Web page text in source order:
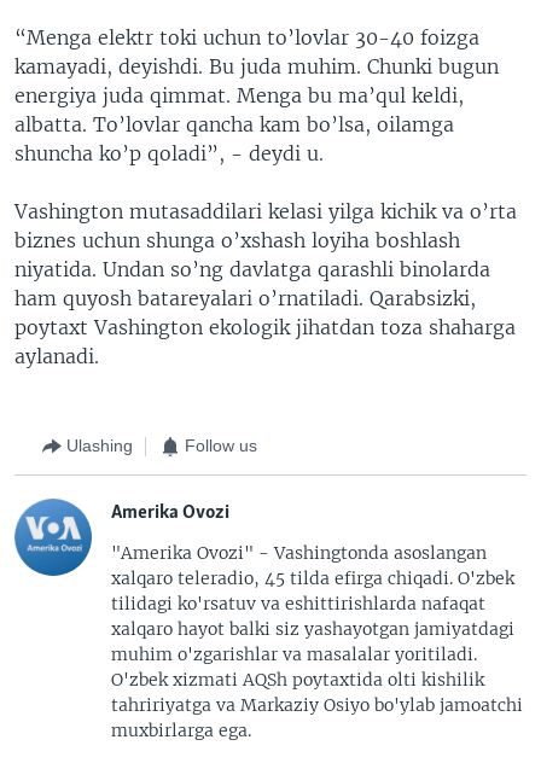
“Menga elektr toki uchun to’lovlar 30-40 foizga
kamayadi, deyishdi. Bu juda muhim. Chunki bugun
energiya juda qimmat. Menga bu ma’qul keldi,
albatta. To’lovlar qancha kam bo’lsa, oilamga
shuncha ko’p qoladi”, - deydi u.
Vashington mutasaddilari kelasi yilga kichik va o’rta
biznes uchun shunga o’xshash loyiha boshlash
niyatida. Undan so’ng davlatga qarashli binolarda
ham quyosh batareyalari o’rnatiladi. Qarabsizki,
poytaxt Vashington ekologik jihatdan toza shaharga
aylanadi.
Ulashing Follow us
Amerika Ovozi
"Amerika Ovozi" - Vashingtonda asoslangan
xalqaro teleradio, 45 tilda efirga chiqadi. O'zbek
tilidagi ko'rsatuv va eshittirishlarda nafaqat
xalqaro hayot balki siz yashayotgan jamiyatdagi
muhim o'zgarishlar va masalalar yoritiladi.
O'zbek xizmati AQSh poytaxtida olti kishilik
tahririyatga va Markaziy Osiyo bo'ylab jamoatchi
muxbirlarga ega.